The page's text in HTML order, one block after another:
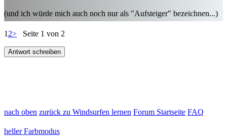
(und ich würde mich auch noch nur als "Aufsteiger" bezeichnen...)
1 2> Seite 1 von 2
Antwort schreiben
nach oben zurück zu Windsurfen lernen Forum Startseite FAQ
heller Farbmodus